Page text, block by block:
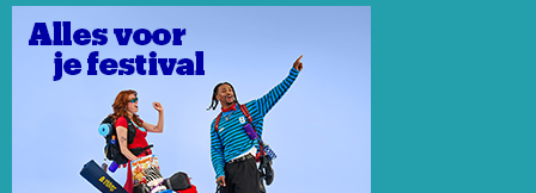
E
S
T
I
N
O
R
M